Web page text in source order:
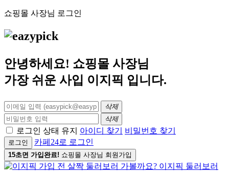
쇼핑몰 사장님 로그인
안녕하세요! 쇼핑몰 사장님
가장 쉬운 사입 이지픽 입니다.
삭제
삭제
로그인 상태 유지 아이디 찾기 비밀번호 찾기
로그인 카페24로 로그인
15초면 가입완료! 쇼핑몰 사장님 회원가입